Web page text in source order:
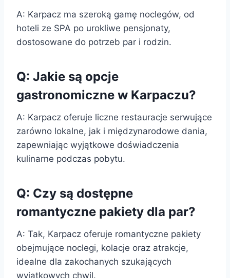
A: Karpacz ma szeroką gamę noclegów, od
hoteli ze SPA po urokliwe pensjonaty,
dostosowane do potrzeb par i rodzin.
Q: Jakie są opcje
gastronomiczne w Karpaczu?
A: Karpacz oferuje liczne restauracje serwujące
zarówno lokalne, jak i międzynarodowe dania,
zapewniając wyjątkowe doświadczenia
kulinarne podczas pobytu.
Q: Czy są dostępne
romantyczne pakiety dla par?
A: Tak, Karpacz oferuje romantyczne pakiety
obejmujące noclegi, kolacje oraz atrakcje,
idealne dla zakochanych szukających
wyjątkowych chwil.